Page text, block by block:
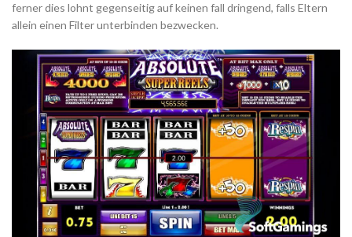
ferner dies lohnt gegenseitig auf keinen fall dringend, falls Eltern
allein einen Filter unterbinden bezwecken.